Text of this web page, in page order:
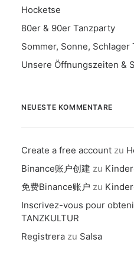
Hocketse
80er & 90er Tanzparty
Sommer, Sonne, Schlager
Unsere Öffnungszeiten &
NEUESTE KOMMENTARE
Create a free account zu
Binance账户创建 zu
免费Binance账户 zu
Inscrivez-vous pour
TANZKULTUR
Registrera zu Salsa